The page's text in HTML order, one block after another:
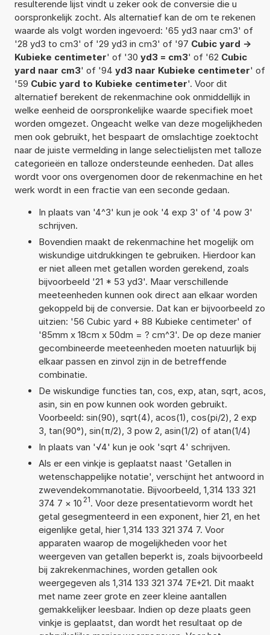
resulterende lijst vindt u zeker ook de conversie die u
oorspronkelijk zocht. Als alternatief kan de om te rekenen
waarde als volgt worden ingevoerd: '65 yd3 naar cm3' of
'28 yd3 to cm3' of '29 yd3 in cm3' of '97 Cubic yard ->
Kubieke centimeter' of '30 yd3 = cm3' of '62 Cubic
yard naar cm3' of '94 yd3 naar Kubieke centimeter' of
'59 Cubic yard to Kubieke centimeter'. Voor dit
alternatief berekent de rekenmachine ook onmiddellijk in
welke eenheid de oorspronkelijke waarde specifiek moet
worden omgezet. Ongeacht welke van deze mogelijkheden
men ook gebruikt, het bespaart de omslachtige zoektocht
naar de juiste vermelding in lange selectielijsten met talloze
categorieën en talloze ondersteunde eenheden. Dat alles
wordt voor ons overgenomen door de rekenmachine en het
werk wordt in een fractie van een seconde gedaan.
In plaats van '4^3' kun je ook '4 exp 3' of '4 pow 3'
schrijven.
Bovendien maakt de rekenmachine het mogelijk om
wiskundige uitdrukkingen te gebruiken. Hierdoor kan
er niet alleen met getallen worden gerekend, zoals
bijvoorbeeld '21 * 53 yd3'. Maar verschillende
meeteenheden kunnen ook direct aan elkaar worden
gekoppeld bij de conversie. Dat kan er bijvoorbeeld zo
uitzien: '56 Cubic yard + 88 Kubieke centimeter' of
'85mm x 18cm x 50dm = ? cm^3'. De op deze manier
gecombineerde meeteenheden moeten natuurlijk bij
elkaar passen en zinvol zijn in de betreffende
combinatie.
De wiskundige functies tan, cos, exp, atan, sqrt, acos,
asin, sin en pow kunnen ook worden gebruikt.
Voorbeeld: sin(90), sqrt(4), acos(1), cos(pi/2), 2 exp
3, tan(90°), sin(π/2), 3 pow 2, asin(1/2) of atan(1/4)
In plaats van '√4' kun je ook 'sqrt 4' schrijven.
Als er een vinkje is geplaatst naast 'Getallen in
wetenschappelijke notatie', verschijnt het antwoord in
zwevendekommanotatie. Bijvoorbeeld, 1,314 133 321
374 7 × 10 21. Voor deze presentatievorm wordt het
getal gesegmenteerd in een exponent, hier 21, en het
eigenlijke getal, hier 1,314 133 321 374 7. Voor
apparaten waarop de mogelijkheden voor het
weergeven van getallen beperkt is, zoals bijvoorbeeld
bij zakrekenmachines, worden getallen ook
weergegeven als 1,314 133 321 374 7E+21. Dit maakt
met name zeer grote en zeer kleine aantallen
gemakkelijker leesbaar. Indien op deze plaats geen
vinkje is geplaatst, dan wordt het resultaat op de